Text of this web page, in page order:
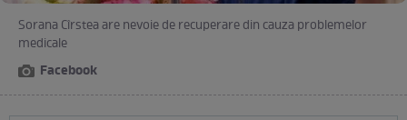
Sorana Cîrstea are nevoie de recuperare din cauza problemelor
medicale
Facebook